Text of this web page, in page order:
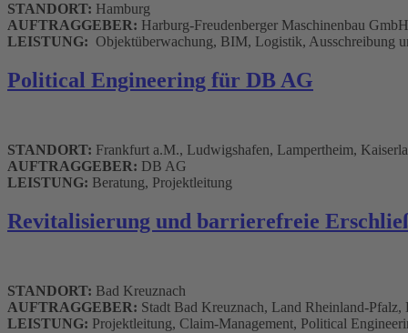
STANDORT: Hamburg
AUFTRAGGEBER: Harburg-Freudenberger Maschinenbau GmbH
LEISTUNG: Objektüberwachung, BIM, Logistik, Ausschreibung
Political Engineering für DB AG
STANDORT: Frankfurt a.M., Ludwigshafen, Lampertheim,
AUFTRAGGEBER: DB AG
LEISTUNG: Beratung, Projektleitung
Revitalisierung und barrierefreie
STANDORT: Bad Kreuznach
AUFTRAGGEBER: Stadt Bad Kreuznach, Land Rheinland-
LEISTUNG: Projektleitung, Claim-Management, Political